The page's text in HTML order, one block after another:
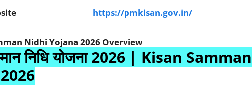
https://pmkisan.gov.in/
Nidhi Yojana 2026 Overview
निधि योजना 2026 | Kisan